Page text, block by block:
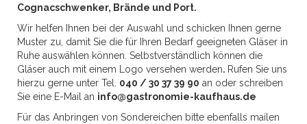
Cognacschwenker, Brände und Port.
Wir helfen Ihnen bei der Auswahl und schicken Ihnen gerne
Muster zu, damit Sie die für Ihren Bedarf geeigneten Gläser in
Ruhe auswählen können. Selbstverständlich können die
Gläser auch mit einem Logo versehen werden. Rufen Sie uns
hierzu gerne unter Tel. 040 / 30 37 39 90 an oder schreiben
Sie eine E-Mail an info@gastronomie-kaufhaus.de
Für das Anbringen von Sondereichen bitte ebenfalls mailen